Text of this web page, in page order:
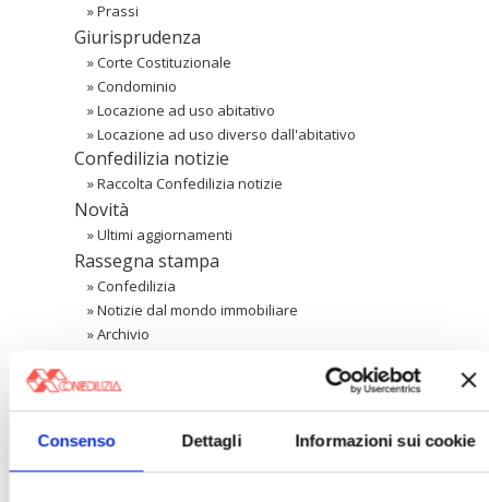
Consenso Dettagli Informazioni sui cookie
»Prassi
Giurisprudenza
»Corte Costituzionale
»Condominio
»Locazione ad uso abitativo
»Locazione ad uso diverso dall'abitativo
Confedilizia notizie
»Raccolta Confedilizia notizie
Novità
»Ultimi aggiornamenti
Rassegna stampa
»Confedilizia
»Notizie dal mondo immobiliare
»Archivio
Cerca
〉 Area riservata Associazioni